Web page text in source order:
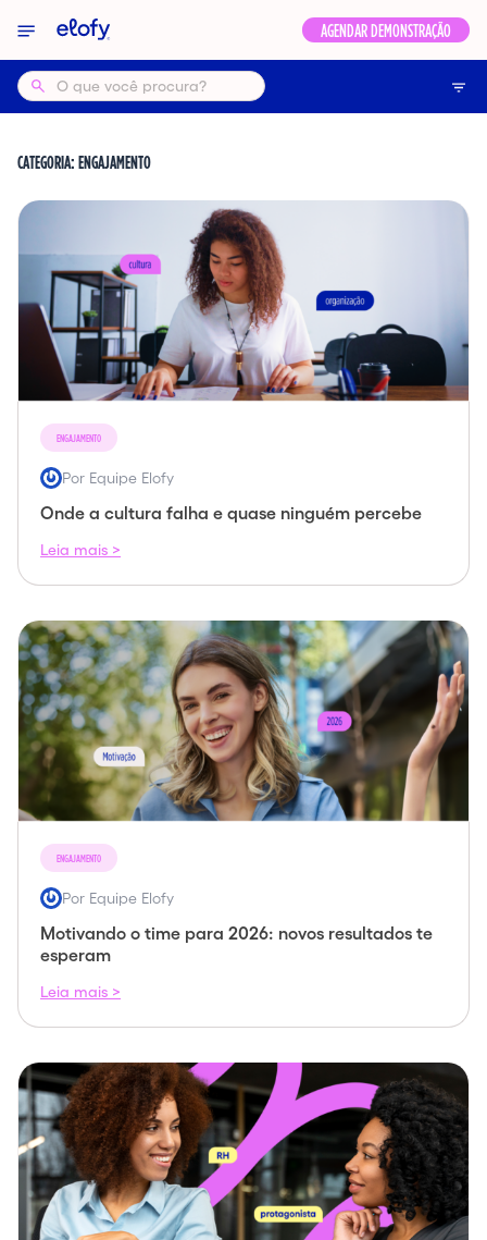
AGENDAR DEMONSTRAÇÃO
CATEGORIA: ENGAJAMENTO
ENGAJAMENTO
Por Equipe Elofy
Onde a cultura falha e quase ninguém percebe
Leia mais >
ENGAJAMENTO
Por Equipe Elofy
Motivando o time para 2026: novos resultados te
esperam
Leia mais >